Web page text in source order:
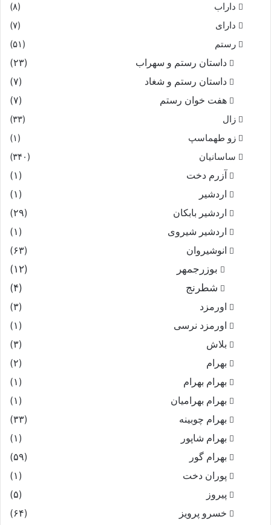
داراب
(۸)
دارای
(۷)
رستم
(۵۱)
داستان رستم و سهراب
(۲۳)
داستان رستم و شغاد
(۷)
هفت خوان رستم‏
(۷)
زال
(۳۳)
زو طهماسپ‏
(۱)
ساسانیان
(۳۴۰)
آزرم دخت
(۱)
اردشیر
(۱)
اردشیر بابکان
(۲۹)
اردشیر شیروی
(۱)
انوشیروان
(۶۳)
بوزرجمهر
(۱۲)
شطرنج
(۴)
اورمزد
(۳)
اورمزد نرسى‏
(۱)
بلاش
(۳)
بهرام
(۲)
بهرام بهرام
(۱)
بهرام بهرامیان‏
(۱)
بهرام چوبینه
(۳۳)
بهرام شاپور
(۱)
بهرام گور
(۵۹)
پوران دخت
(۱)
پیروز
(۵)
خسرو پرویز
(۶۴)